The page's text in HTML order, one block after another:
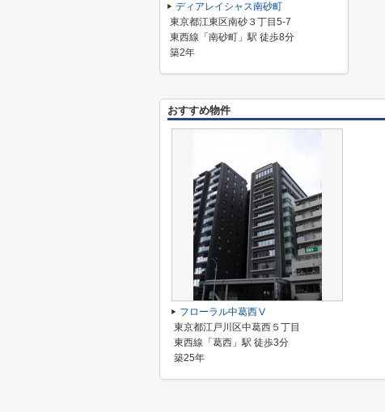
ディアレイシャス南砂町
東京都江東区南砂３丁目5-7
東西線「南砂町」駅 徒歩8分
築2年
おすすめ物件
フローラル中葛西Ⅴ
東京都江戸川区中葛西５丁目
東西線「葛西」駅 徒歩3分
築25年